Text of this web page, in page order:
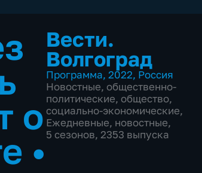
о
•
Вести.
Волгоград
Программа, 2022, Россия
Новостные, общественно-
политические, общество,
социально-экономические,
Ежедневные, новостные,
5 сезонов, 2353 выпуска